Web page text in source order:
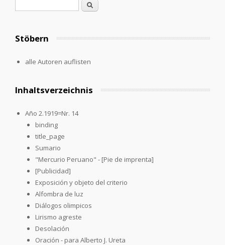
Search
Stöbern
alle Autoren auflisten
Inhaltsverzeichnis
Año 2.1919=Nr. 14
binding
title_page
Sumario
"Mercurio Peruano" - [Pie de imprenta]
[Publicidad]
Exposición y objeto del criterio
Alfombra de luz
Diálogos olimpicos
Lirismo agreste
Desolación
Oración - para Alberto J. Ureta